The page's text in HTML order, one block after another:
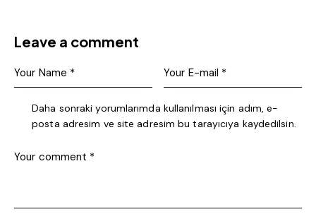
Leave a comment
Daha sonraki yorumlarımda kullanılması için adım, e-
posta adresim ve site adresim bu tarayıcıya kaydedilsin.